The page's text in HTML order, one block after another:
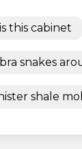
this cabinet
snakes
shale